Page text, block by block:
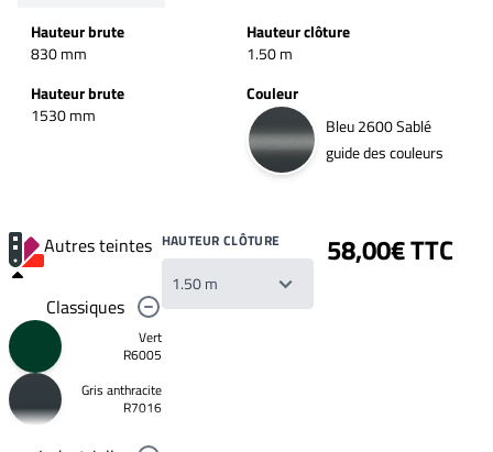
Hauteur brute
830 mm
Hauteur clôture
1.50 m
Hauteur brute
1530 mm
Couleur
Bleu 2600 Sablé
guide des couleurs
Autres teintes
Classiques
Vert
R6005
Gris anthracite
R7016
HAUTEUR CLÔTURE 58,00€ TTC
Votre
liste
souhaits